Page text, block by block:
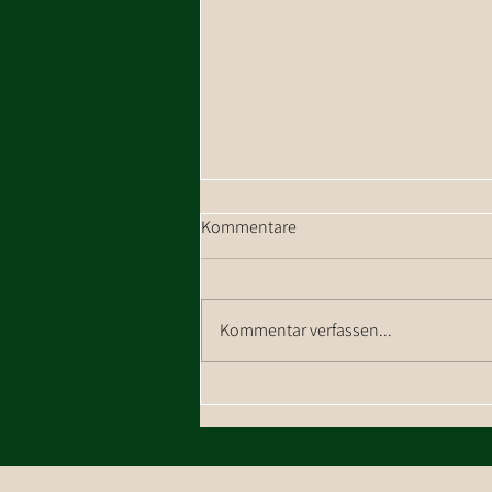
Westendorf
Kommentare
Kommentar verfassen...